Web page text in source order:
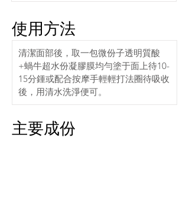
使用方法
清潔面部後，取一包微份子透明質酸
+蝸牛超水份凝膠膜均勻塗于面上待10-
15分鍾或配合按摩手輕輕打法圈待吸收
後，用清水洗淨便可。
主要成份